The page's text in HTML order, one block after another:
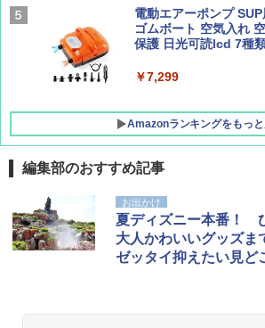
￥1,500
￥1,540
￥8,991
X 2人用 3人用 キャン
￥20,718
電動エアーポンプ
ゴムボート 空気入れ
保護 日光可読lcd 7種
￥7,299
Amazonランキングをもっ
編集部のおすすめ記事
お出かけ
夏ディズニー本番！
大人かわいいグッズま
ゼッタイ抑えたい見ど